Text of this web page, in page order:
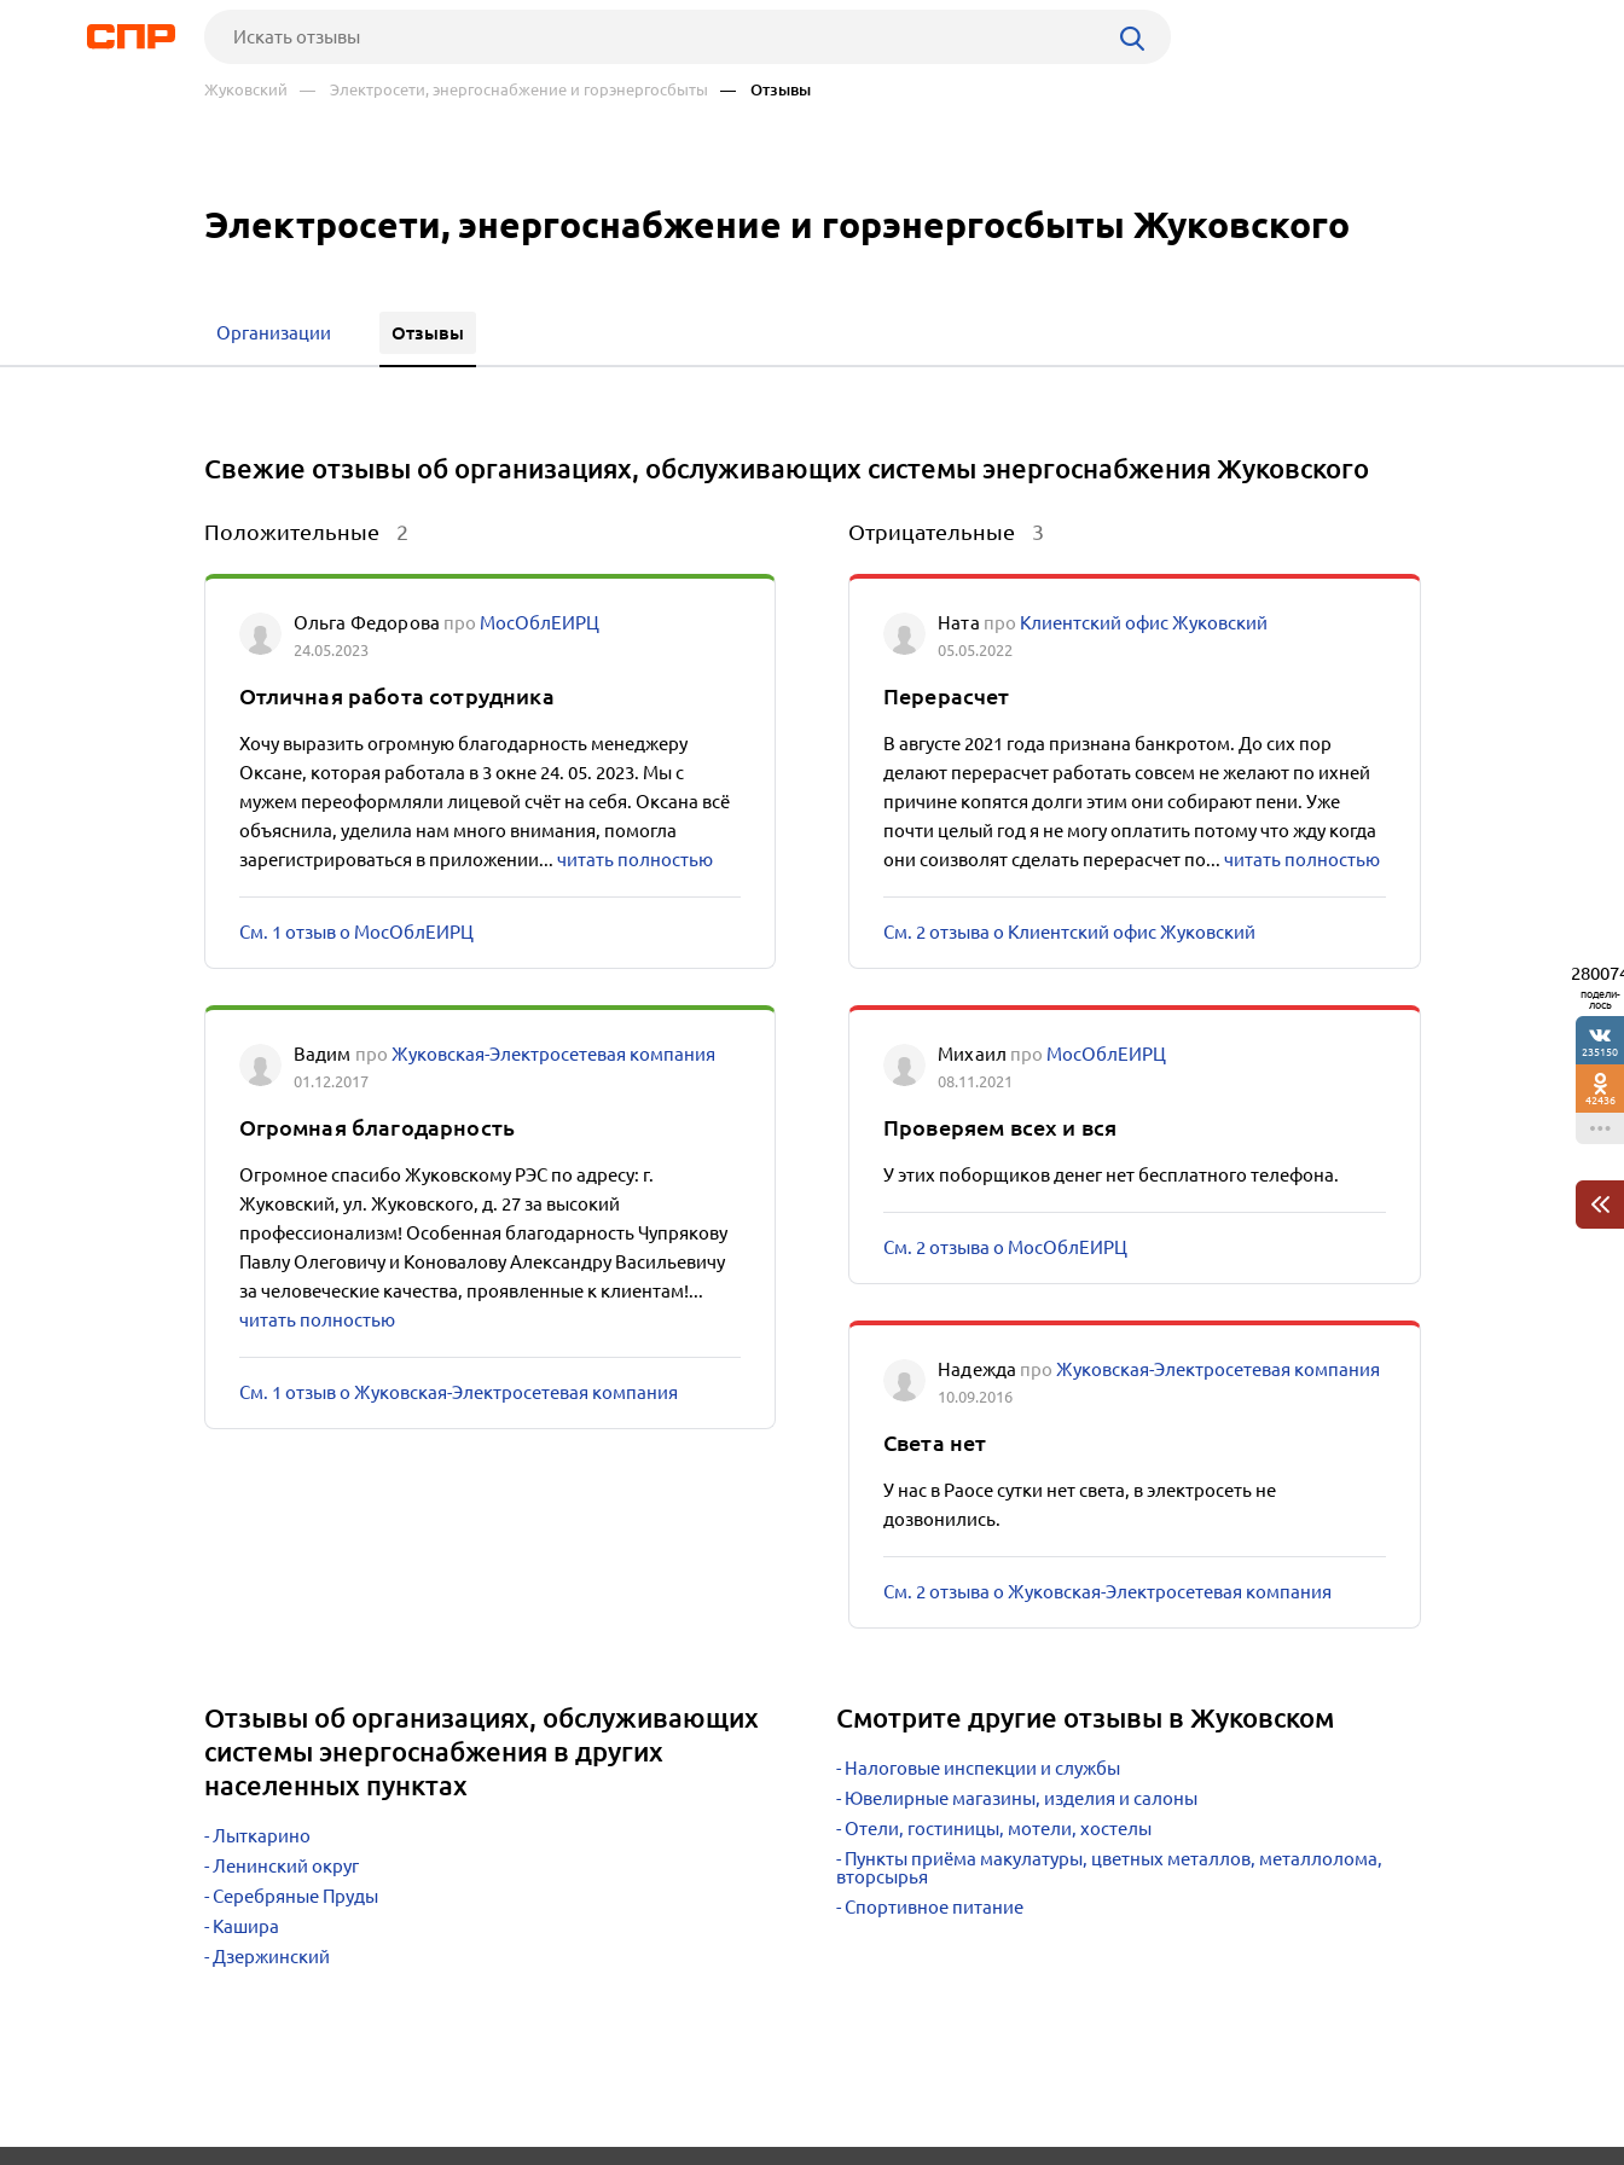
Жуковский — Электросети, энергоснабжение и горэнергосбыты — Отзывы
Электросети, энергоснабжение и горэнергосбыты Жуковского
Организации Отзывы
Свежие отзывы об организациях, обслуживающих системы энергоснабжения Жуковского
Положительные 2
Ольга Федорова про МосОблЕИРЦ
24.05.2023
Отличная работа сотрудника
Хочу выразить огромную благодарность менеджеру
Оксане, которая работала в 3 окне 24. 05. 2023. Мы с
мужем переоформляли лицевой счёт на себя. Оксана всё
объяснила, уделила нам много внимания, помогла
зарегистрироваться в приложении... читать полностью
См. 1 отзыв о МосОблЕИРЦ
Вадим про Жуковская-Электросетевая компания
01.12.2017
Огромная благодарность
Огромное спасибо Жуковскому РЭС по адресу: г.
Жуковский, ул. Жуковского, д. 27 за высокий
профессионализм! Особенная благодарность Чупрякову
Павлу Олеговичу и Коновалову Александру Васильевичу
за человеческие качества, проявленные к клиентам!...
читать полностью
См. 1 отзыв о Жуковская-Электросетевая компания
Отрицательные 3
Ната про Клиентский офис Жуковский
05.05.2022
Перерасчет
В августе 2021 года признана банкротом. До сих пор
делают перерасчет работать совсем не желают по ихней
причине копятся долги этим они собирают пени. Уже
почти целый год я не могу оплатить потому что жду когда
они соизволят сделать перерасчет по... читать полностью
См. 2 отзыва о Клиентский офис Жуковский
Михаил про МосОблЕИРЦ
08.11.2021
Проверяем всех и вся
У этих поборщиков денег нет бесплатного телефона.
См. 2 отзыва о МосОблЕИРЦ
Надежда проЖуковская-Электросетевая компания
10.09.2016
Света нет
У нас в Раосе сутки нет света, в электросеть не
дозвонились.
См. 2 отзыва о Жуковская-Электросетевая компания
Отзывы об организациях, обслуживающих
системы энергоснабжения в других
населенных пунктах
Лыткарино
Ленинский округ
Серебряные Пруды
Кашира
Дзержинский
Смотрите другие отзывы в Жуковском
Налоговые инспекции и службы
Ювелирные магазины, изделия и салоны
Отели, гостиницы, мотели, хостелы
Пункты приёма макулатуры, цветных металлов, металлолома,
вторсырья
Спортивное питание
подели-
лось
235150
42436